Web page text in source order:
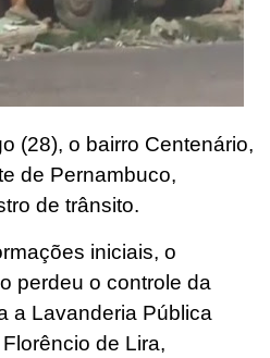
(28), o bairro Centenário,
de Pernambuco,
de trânsito.
iniciais, o
perdeu o controle da
a Lavanderia Pública
de Lira,